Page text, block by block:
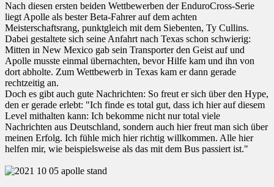
Nach diesen ersten beiden Wettbewerben der EnduroCross-Serie
liegt Apolle als bester Beta-Fahrer auf dem achten
Meisterschaftsrang, punktgleich mit dem Siebenten, Ty Cullins.
Dabei gestaltete sich seine Anfahrt nach Texas schon schwierig:
Mitten in New Mexico gab sein Transporter den Geist auf und
Apolle musste einmal übernachten, bevor Hilfe kam und ihn von
dort abholte. Zum Wettbewerb in Texas kam er dann gerade
rechtzeitig an.
Doch es gibt auch gute Nachrichten: So freut er sich über den Hype,
den er gerade erlebt: "Ich finde es total gut, dass ich hier auf diesem
Level mithalten kann: Ich bekomme nicht nur total viele
Nachrichten aus Deutschland, sondern auch hier freut man sich über
meinen Erfolg. Ich fühle mich hier richtig willkommen. Alle hier
helfen mir, wie beispielsweise als das mit dem Bus passiert ist."